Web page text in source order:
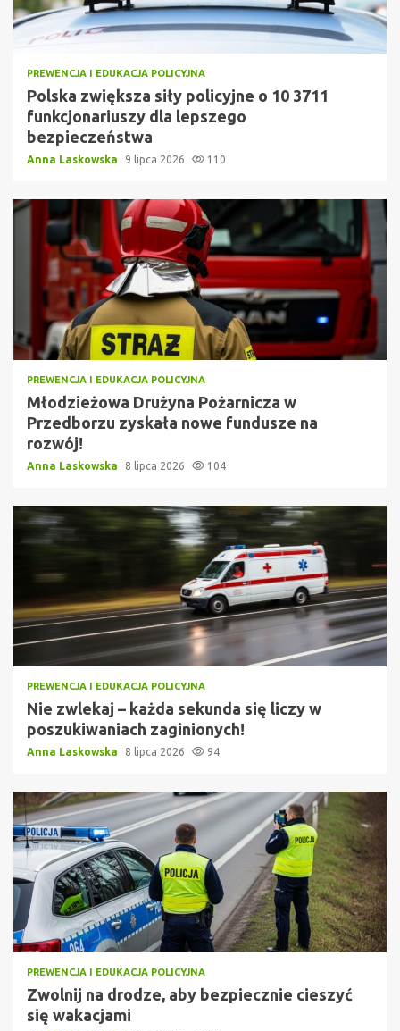
PREWENCJA I EDUKACJA POLICYJNA
Polska zwiększa siły policyjne o 10 3711
funkcjonariuszy dla lepszego
bezpieczeństwa
Anna Laskowska 9 lipca 2026 110
PREWENCJA I EDUKACJA POLICYJNA
Młodzieżowa Drużyna Pożarnicza w
Przedborzu zyskała nowe fundusze na
rozwój!
Anna Laskowska 8 lipca 2026 104
PREWENCJA I EDUKACJA POLICYJNA
Nie zwlekaj – każda sekunda się liczy w
poszukiwaniach zaginionych!
Anna Laskowska 8 lipca 2026 94
PREWENCJA I EDUKACJA POLICYJNA
Zwolnij na drodze, aby bezpiecznie cieszyć
się wakacjami